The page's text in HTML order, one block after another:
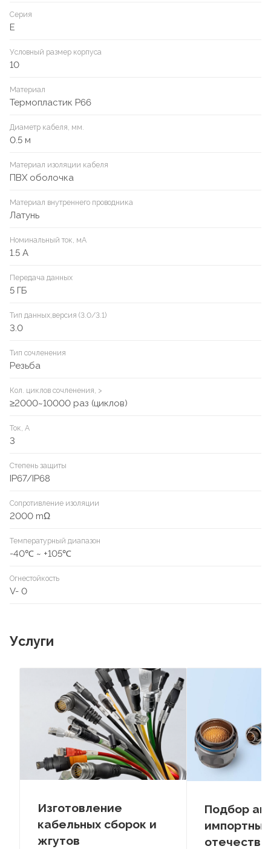
Серия
E
Условный размер корпуса
10
Материал
Термопластик P66
Диаметр кабеля, мм.
0.5 м
Материал изоляции кабеля
ПВХ оболочка
Материал внутреннего проводника
Латунь
Номинальный ток, мА
1.5 А
Передача данных
5 ГБ
Тип данных,версия (3.0/3.1)
3.0
Тип сочленения
Резьба
Кол. циклов сочленения, >
≥2000~10000 раз (циклов)
Ток, А
3
Степень защиты
IP67/IP68
Сопротивление изоляции
2000 mΩ
Температурный диапазон
-40℃ ~ +105℃
Огнестойкость
V- 0
Услуги
Изготовление
кабельных сборок и
жгутов
Подбор